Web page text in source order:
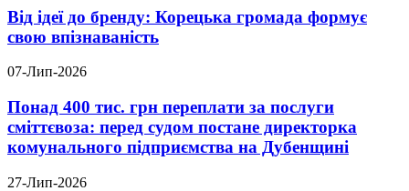
Від ідеї до бренду: Корецька громада формує
свою впізнаваність
07-Лип-2026
Понад 400 тис. грн переплати за послуги
сміттєвоза: перед судом постане директорка
комунального підприємства на Дубенщині
27-Лип-2026